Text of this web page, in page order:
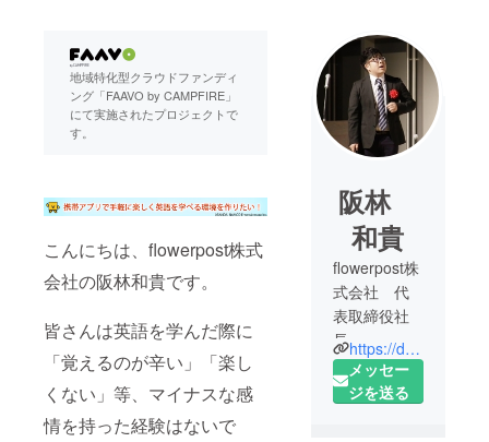
地域特化型クラウドファンディ
ング「FAAVO by CAMPFIRE」
にて実施されたプロジェクトで
す。
こんにちは、flowerpost株式
会社の阪林和貴です。
皆さんは英語を学んだ際に
「覚えるのが辛い」「楽し
くない」等、マイナスな感
情を持った経験はないで
阪林
和貴
flowerpost株
式会社 代
表取締役社
長
「flowerpost
https://design.flowerpost.shop/
メッセー
ジを送る